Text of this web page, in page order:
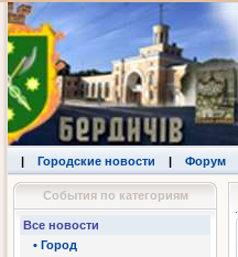
| Городские новости | Форум
События по категориям
Все новости
• Город